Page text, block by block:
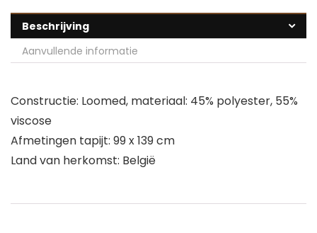
Beschrijving
Aanvullende informatie
Constructie: Loomed, materiaal: 45% polyester, 55%
viscose
Afmetingen tapijt: 99 x 139 cm
Land van herkomst: België